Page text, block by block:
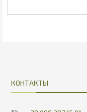
КОНТАКТЫ